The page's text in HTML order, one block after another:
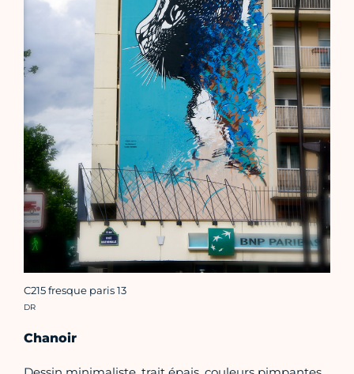
C215 fresque paris 13
Crédit photo :
DR
Chanoir